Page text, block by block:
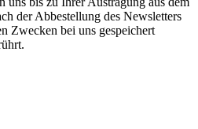
der Abbestellung des Newsletters
Zwecken bei uns gespeichert